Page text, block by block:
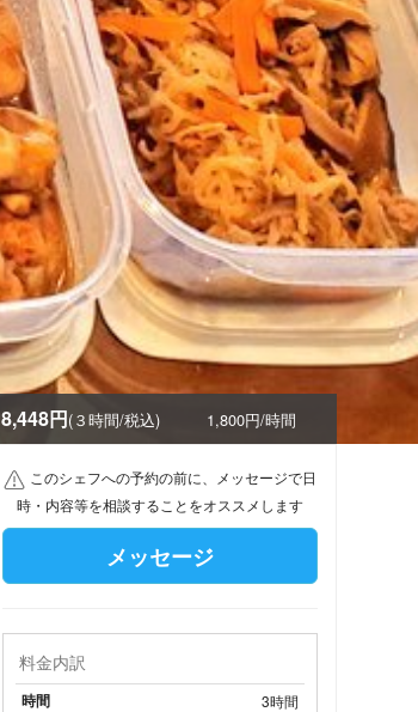
8,448円(３時間/税込) 1,800円/時間
このシェフへの予約の前に、メッセージで日
時・内容等を相談することをオススメします
メッセージ
料金内訳
時間 3時間